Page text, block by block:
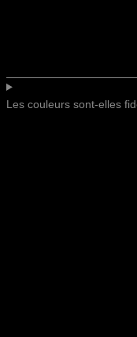
Les couleurs sont-elles